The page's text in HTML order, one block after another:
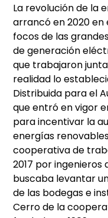
La revolución de la
arrancó en 2020 en
focos de las
de generación
que trabajaron
realidad lo
Distribuida para el
que entró en vigor
para incentivar la
energías
cooperativa de
2017 por ingenieros
buscaba levantar
de las bodegas e
Cerro de la